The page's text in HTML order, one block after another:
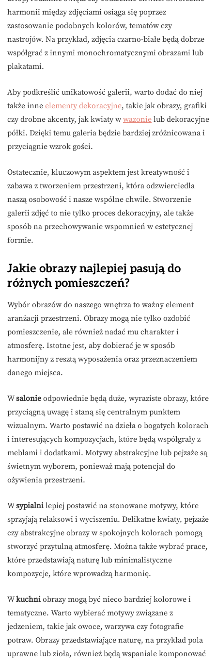
harmonii między zdjęciami osiąga się poprzez
zastosowanie podobnych kolorów, tematów czy
nastrojów. Na przykład, zdjęcia czarno-białe będą dobrze
współgrać z innymi monochromatycznymi obrazami lub
plakatami.
Aby podkreślić unikatowość galerii, warto dodać do niej
także inne elementy dekoracyjne, takie jak obrazy, grafiki
czy drobne akcenty, jak kwiaty w wazonie lub dekoracyjne
półki. Dzięki temu galeria będzie bardziej zróżnicowana i
przyciągnie wzrok gości.
Ostatecznie, kluczowym aspektem jest kreatywność i
zabawa z tworzeniem przestrzeni, która odzwierciedla
naszą osobowość i nasze wspólne chwile. Stworzenie
galerii zdjęć to nie tylko proces dekoracyjny, ale także
sposób na przechowywanie wspomnień w estetycznej
formie.
Jakie obrazy najlepiej pasują do
różnych pomieszczeń?
Wybór obrazów do naszego wnętrza to ważny element
aranżacji przestrzeni. Obrazy mogą nie tylko ozdobić
pomieszczenie, ale również nadać mu charakter i
atmosferę. Istotne jest, aby dobierać je w sposób
harmonijny z resztą wyposażenia oraz przeznaczeniem
danego miejsca.
Wsalonie odpowiednie będą duże, wyraziste obrazy, które
przyciągną uwagę i staną się centralnym punktem
wizualnym. Warto postawić na dzieła o bogatych kolorach
i interesujących kompozycjach, które będą współgrały z
meblami i dodatkami. Motywy abstrakcyjne lub pejzaże są
świetnym wyborem, ponieważ mają potencjał do
ożywienia przestrzeni.
Wsypialni lepiej postawić na stonowane motywy, które
sprzyjają relaksowi i wyciszeniu. Delikatne kwiaty, pejzaże
czy abstrakcyjne obrazy w spokojnych kolorach pomogą
stworzyć przytulną atmosferę. Można także wybrać prace,
które przedstawiają naturę lub minimalistyczne
kompozycje, które wprowadzą harmonię.
Wkuchni obrazy mogą być nieco bardziej kolorowe i
tematyczne. Warto wybierać motywy związane z
jedzeniem, takie jak owoce, warzywa czy fotografie
potraw. Obrazy przedstawiające naturę, na przykład pola
uprawne lub zioła, również będą wspaniale komponować